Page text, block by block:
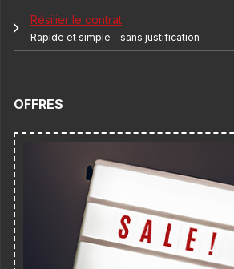
Résilier le contrat
Rapide et simple - sans justification
OFFRES